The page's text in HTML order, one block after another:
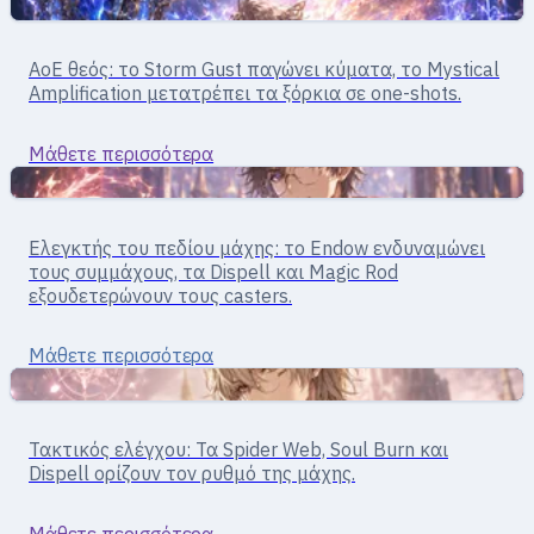
Μάγοι
High Wizard
AoE θεός: το Storm Gust παγώνει κύματα, το Mystical
Amplification μετατρέπει τα ξόρκια σε one-shots.
Μάθετε περισσότερα
Μάγοι
Sage
Ελεγκτής του πεδίου μάχης: το Endow ενδυναμώνει
τους συμμάχους, τα Dispell και Magic Rod
εξουδετερώνουν τους casters.
Μάθετε περισσότερα
Υποστήριξη
Professor
Τακτικός ελέγχου: Τα Spider Web, Soul Burn και
Dispell ορίζουν τον ρυθμό της μάχης.